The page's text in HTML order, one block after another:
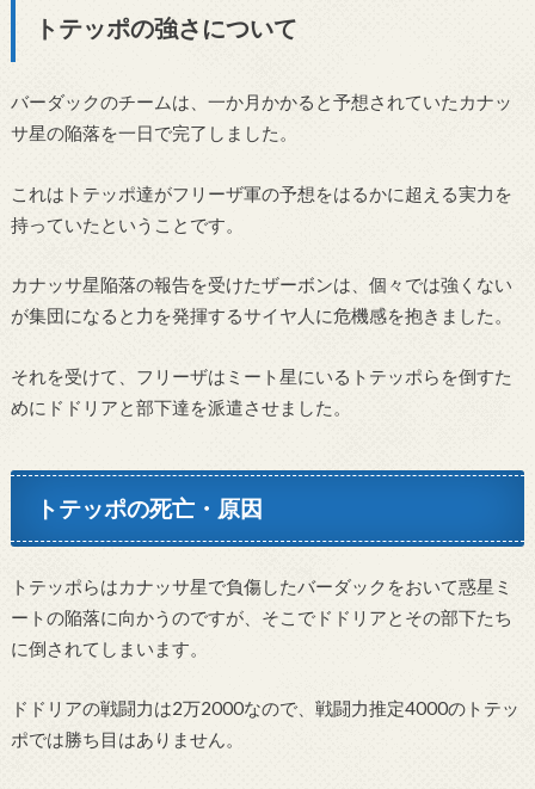
トテッポの強さについて
バーダックのチームは、一か月かかると予想されていたカナッ
サ星の陥落を一日で完了しました。
これはトテッポ達がフリーザ軍の予想をはるかに超える実力を
持っていたということです。
カナッサ星陥落の報告を受けたザーボンは、個々では強くない
が集団になると力を発揮するサイヤ人に危機感を抱きました。
それを受けて、フリーザはミート星にいるトテッポらを倒すた
めにドドリアと部下達を派遣させました。
トテッポの死亡・原因
トテッポらはカナッサ星で負傷したバーダックをおいて惑星ミ
ートの陥落に向かうのですが、そこでドドリアとその部下たち
に倒されてしまいます。
ドドリアの戦闘力は2万2000なので、戦闘力推定4000のトテッ
ポでは勝ち目はありません。